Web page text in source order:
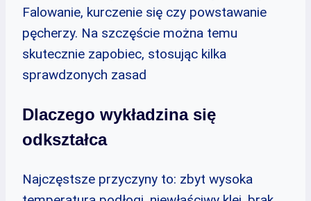
Falowanie, kurczenie się czy powstawanie
pęcherzy. Na szczęście można temu
skutecznie zapobiec, stosując kilka
sprawdzonych zasad
Dlaczego wykładzina się
odkształca
Najczęstsze przyczyny to: zbyt wysoka